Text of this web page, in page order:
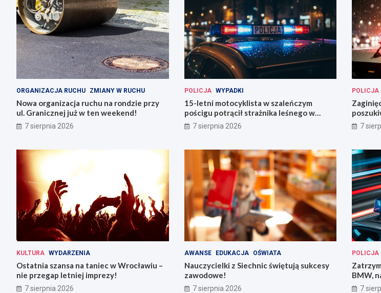
ORGANIZACJA RUCHU ZMIANY W RUCHU
Nowa organizacja ruchu na rondzie przy
ul. Granicznej już w ten weekend!
7 sierpnia 2026
POLICJA WYPADKI
15-letni motocyklista w szaleńczym
pościgu potrącił strażnika leśnego w
Lwówku Śląskim
7 sierpnia 2026
POLICJA
7
KULTURA WYDARZENIA
Ostatnia szansa na taniec w Wrocławiu –
nie przegap letniej imprezy!
7 sierpnia 2026
AWANSE EDUKACJA OŚWIATA
Nauczycielki z Siechnic świętują sukcesy
zawodowe!
7 sierpnia 2026
POLICJA
BMW,
7